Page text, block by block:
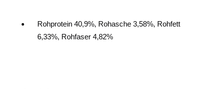
Rohprotein 40,9%, Rohasche 3,58%, Rohfett
6,33%, Rohfaser 4,82%